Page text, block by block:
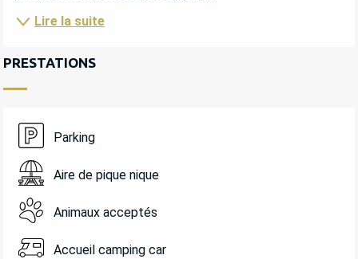
Lire la suite
PRESTATIONS
Parking
Aire de pique nique
Animaux acceptés
Accueil camping car